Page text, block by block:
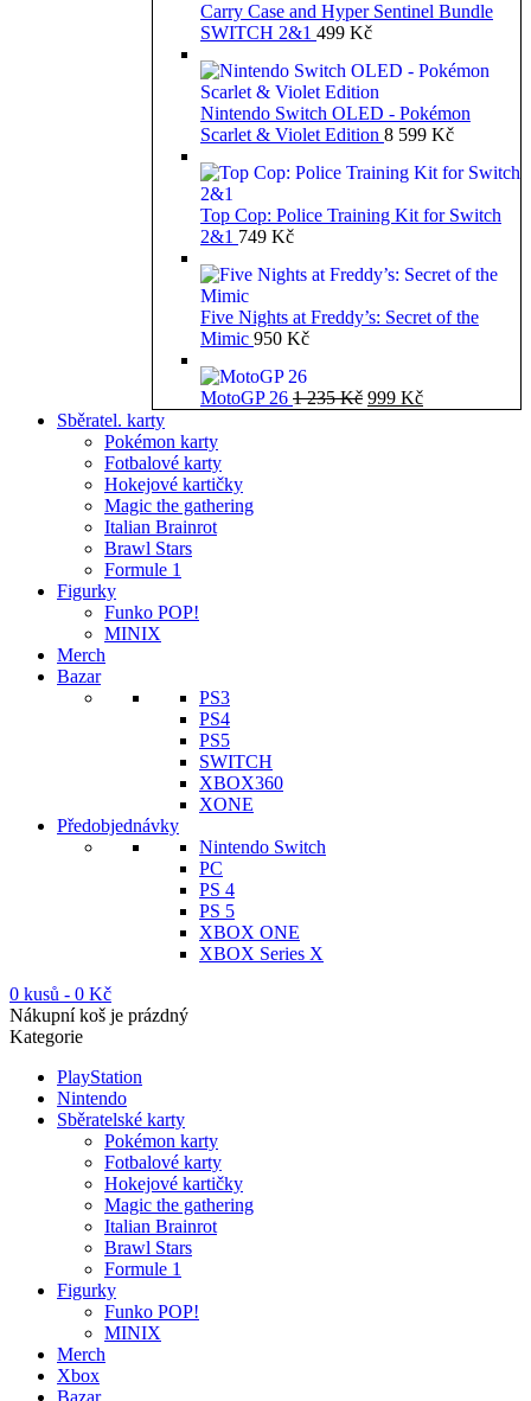
Carry Case and Hyper Sentinel Bundle
SWITCH 2&1 499 Kč
Nintendo Switch OLED - Pokémon
Scarlet & Violet Edition 8 599 Kč
Top Cop: Police Training Kit for Switch
2&1 749 Kč
Five Nights at Freddy’s: Secret of the
Mimic 950 Kč
MotoGP 26 1 235Kč Původní
999 KčAktuální
Sběratel. karty
Pokémon karty
Fotbalové karty
Hokejové kartičky
Magic the gathering
Italian Brainrot
Brawl Stars
Formule 1
Figurky
Funko POP!
MINIX
Merch
Bazar
PS3
PS4
PS5
SWITCH
XBOX360
XONE
Předobjednávky
Nintendo Switch
PC
PS 4
PS 5
XBOX ONE
XBOX Series X
0 kusů - 0 Kč
Nákupní koš je prázdný
Kategorie
PlayStation
Nintendo
Sběratelské karty
Pokémon karty
Fotbalové karty
Hokejové kartičky
Magic the gathering
Italian Brainrot
Brawl Stars
Formule 1
Figurky
Funko POP!
MINIX
Merch
Xbox